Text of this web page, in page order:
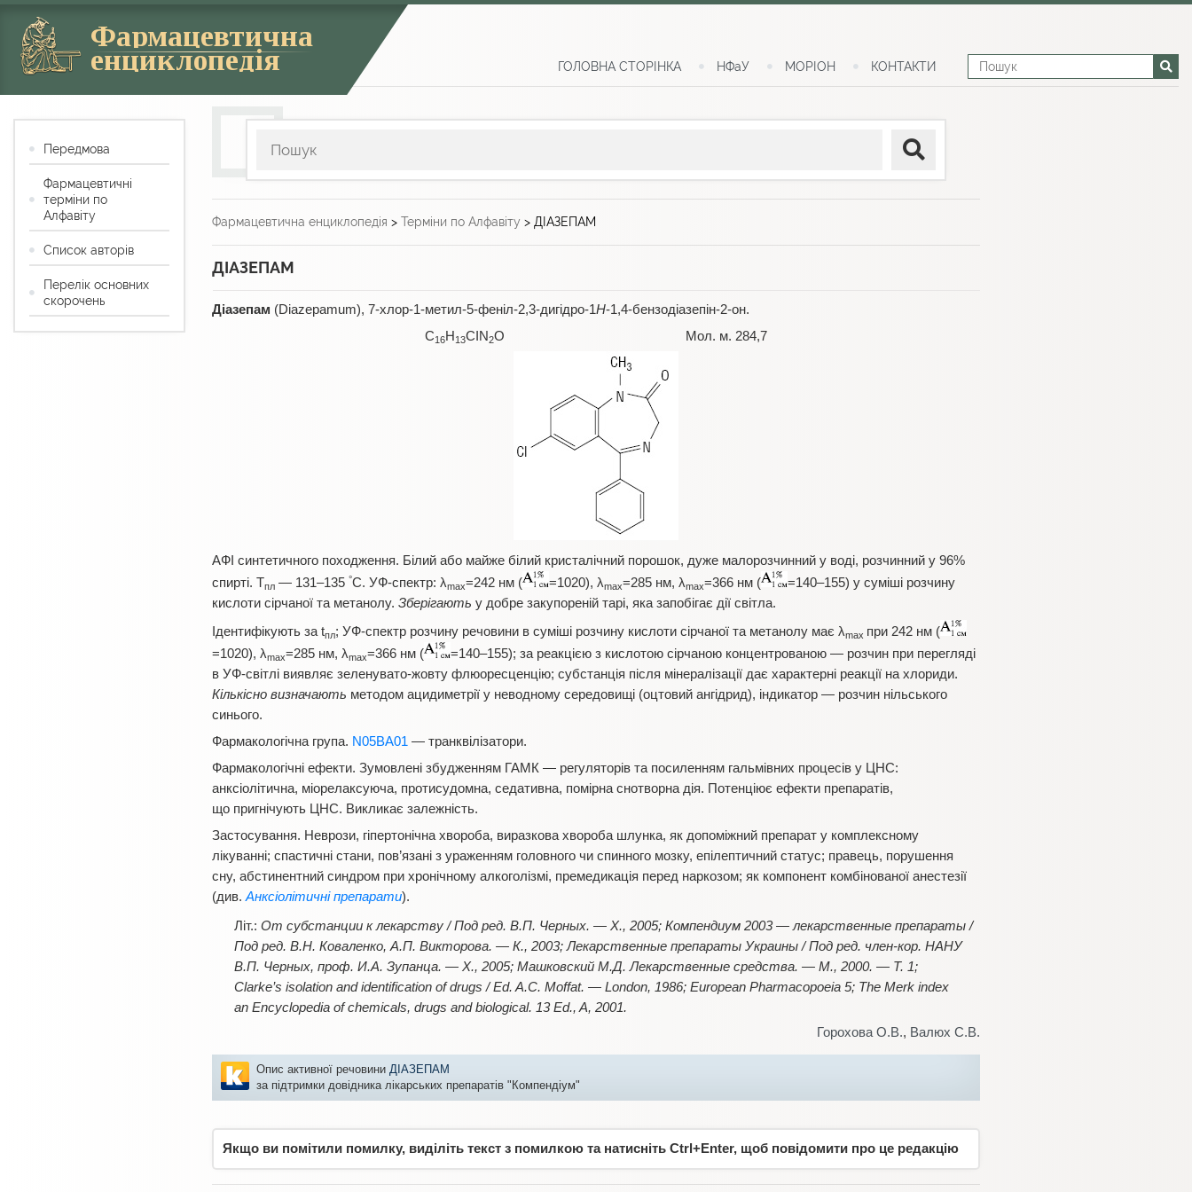
Фармацевтична
енциклопедія ГОЛОВНА СТОРІНКА НФаУ МОРІОН КОНТАКТИ
Фармацевтична енциклопедія > Терміни по Алфавіту > ДІАЗЕПАМ
ДІАЗЕПАМ
Діазепам (Diazepamum), 7-хлор-1-метил-5-феніл-2,3-дигідро-1Н-1,4-бензодіазепін-2-он.
C16H 13CIN2O Мол. м. 284,7
АФІ синтетичного походження. Білий або майже білий кристалічний порошок, дуже малорозчинний у воді, розчинний у 96%
спирті. Tпл — 131–135 °С. УФ-спектр: λmax=242 нм ( =1020), λmax=285 нм, λmax=366 нм (
=140–155) у суміші розчину
кислоти сірчаної та метанолу. Зберігають у добре закупореній тарі, яка запобігає дії світла.
Ідентифікують за tпл; УФ-спектр розчину речовини в суміші розчину кислоти сірчаної та метанолу має λmax при 242 нм (
=1020), λmax=285 нм, λmax=366 нм (
=140–155); за реакцією з кислотою сірчаною концентрованою — розчин при перегляді
в УФ-світлі виявляє зеленувато-жовту флюоресценцію; субстанція після мінералізації дає характерні реакції на хлориди.
Кількісно визначають методом ацидиметрії у неводному середовищі (оцтовий ангідрид), індикатор — розчин нільського
синього.
Фармакологічна група. N05BA01 — транквілізатори.
Фармакологічні ефекти. Зумовлені збудженням ГАМК — регуляторів та посиленням гальмівних процесів у ЦНС:
анксіолітична, міорелаксуюча, протисудомна, седативна, помірна снотворна дія. Потенціює ефекти препаратів,
що пригнічують ЦНС. Викликає залежність.
Застосування. Неврози, гіпертонічна хвороба, виразкова хвороба шлунка, як допоміжний препарат у комплексному
лікуванні; спастичні стани, пов’язані з ураженням головного чи спинного мозку, епілептичний статус; правець, порушення
сну, абстинентний синдром при хронічному алкоголізмі, премедикація перед наркозом; як компонент комбінованої анестезії
(див.Анксіолітичні препарати).
Літ.: От субстанции к лекарству / Под ред. В.П. Черных. — Х., 2005; Компендиум 2003 — лекарственные препараты /
Под ред. В.Н. Коваленко, А.П. Викторова. — К., 2003; Лекарственные препараты Украины / Под ред. член-кор. НАНУ
В.П. Черных, проф. И.А. Зупанца. — Х., 2005; Машковский М.Д. Лекарственные средства. — М., 2000. — Т. 1;
Clarke’s isolation and identification of drugs / Ed. A.C. Moffat. — London, 1986; European Pharmacopoeia 5; The Merk index
an Encyclopedia of chemicals, drugs and biological. 13 Ed., A, 2001.
Горохова О.В., Валюх С.В.
Опис активної речовини ДІАЗЕПАМ
за підтримки довідника лікарських препаратів "Компендіум"
Якщо ви помітили помилку, виділіть текст з помилкою та натисніть Ctrl+Enter, щоб повідомити про це редакцію
Передмова
Фармацевтичні
терміни по
Алфавіту
Список авторів
Перелік основних
скорочень